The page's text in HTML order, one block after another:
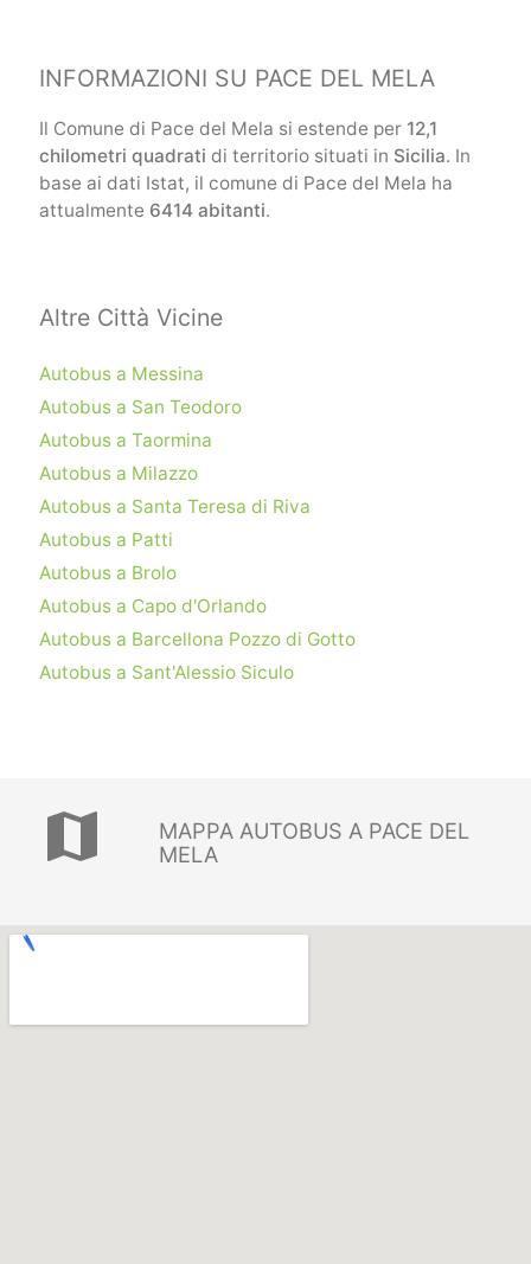
INFORMAZIONI SU PACE DEL MELA
Il Comune di Pace del Mela si estende per 12,1
chilometri quadrati di territorio situati in Sicilia. In
base ai dati Istat, il comune di Pace del Mela ha
attualmente 6414 abitanti.
Altre Città Vicine
Autobus a Messina
Autobus a San Teodoro
Autobus a Taormina
Autobus a Milazzo
Autobus a Santa Teresa di Riva
Autobus a Patti
Autobus a Brolo
Autobus a Capo d'Orlando
Autobus a Barcellona Pozzo di Gotto
Autobus a Sant'Alessio Siculo
map
MAPPA AUTOBUS A PACE DEL
MELA